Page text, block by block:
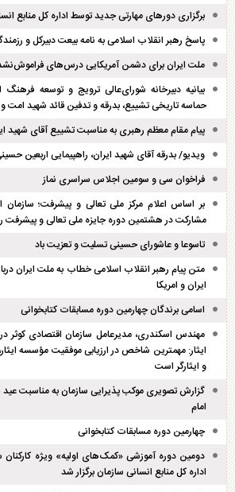
برگزاری دور‌های مهارتی جدید توسط اداره کل منابع
پاسخ رهبر انقلاب اسلامی به نامه بیعت دبیرکل و
ملت ایران برای دشمن آمریکایی درس‌های
بیانیه دبیرخانه شورای‌عالی ترویج و توسعه
حماسه تاریخی تشییع، بدرقه و تدفین قائد شهید امت
پیام مقام معظم رهبری به مناسبت تشییع آقای شهید
ویدیو/ بدرقه آقای شهید ایران، راهپیمایی اربعین
فراخوان سی و سومین اجلاس سراسری نماز
بر اساس اعلام مرکز ملی تعالی و پیشرفت؛
مشارکت در هشتمین دوره جایزه ملی تعالی و پیشرفت
تاسوعا و عاشورای حسینی تسلیت و تعزیت باد
متن پیام رهبر انقلاب اسلامی خطاب به ملت ایران
ایران و امریکا
اسامی برندگان چهارمین دوره مسابقات کتابخوانی
مهندس اسکندری، مدیرعامل سازمان اقتصادی
ایثار: مهمترین شاخص در ارزیابی موفقیت مؤسسه
و ایثارگر است
گزارش تصویری موکب پذیرایی سازمان به مناسبت
امام
چهارمین دوره مسابقات کتابخوانی
دومین دوره آموزشی «کمک‌های اولیه» ویژه کارکنان
اداره کل منابع انسانی سازمان برگزار شد